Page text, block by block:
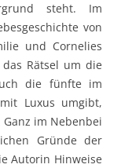
steht. Im
von
und Cornelies
Rätsel um die
die fünfte im
Luxus umgibt,
im Nebenbei
Gründe der
Autorin Hinweise